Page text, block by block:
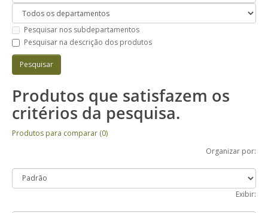
Pesquisar nos subdepartamentos
Pesquisar na descrição dos produtos
Produtos que satisfazem os
critérios da pesquisa.
Produtos para comparar (0)
Organizar por:
Exibir: